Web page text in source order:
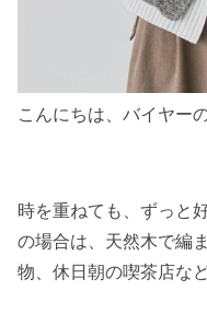
こんにちは、バイヤー
時を重ねても、ずっと
の場合は、天然木で編
物、休日朝の喫茶店など